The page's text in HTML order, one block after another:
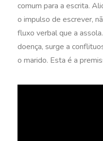
comum para a escrita.
o impulso de escrever,
fluxo verbal que a
doença, surge a
o marido. Esta é a